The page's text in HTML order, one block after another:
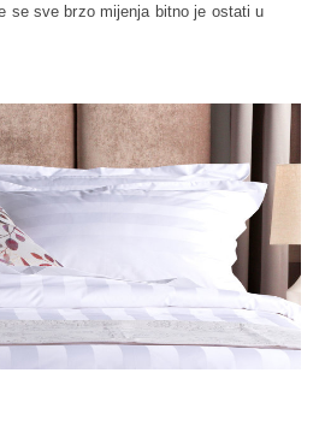
se sve brzo mijenja bitno je ostati u